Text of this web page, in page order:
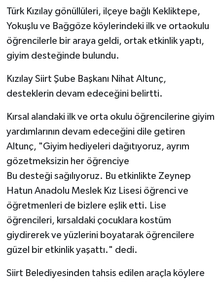
Türk Kızılay gönüllüleri, ilçeye bağlı Kekliktepe,
Yokuşlu ve Bağgöze köylerindeki ilk ve ortaokulu
öğrencilerle bir araya geldi, ortak etkinlik yaptı,
giyim desteğinde bulundu.
Kızılay Siirt Şube Başkanı Nihat Altunç,
desteklerin devam edeceğini belirtti.
Kırsal alandaki ilk ve orta okulu öğrencilerine giyim
yardımlarının devam edeceğini dile getiren
Altunç, "Giyim hediyeleri dağıtıyoruz, ayrım
gözetmeksizin her öğrenciye
Bu desteği sağılıyoruz. Bu etkinlikte Zeynep
Hatun Anadolu Meslek Kız Lisesi öğrenci ve
öğretmenleri de bizlere eşlik etti. Lise
öğrencileri, kırsaldaki çocuklara kostüm
giydirerek ve yüzlerini boyatarak öğrencilere
güzel bir etkinlik yaşattı." dedi.
Siirt Belediyesinden tahsis edilen araçla köylere